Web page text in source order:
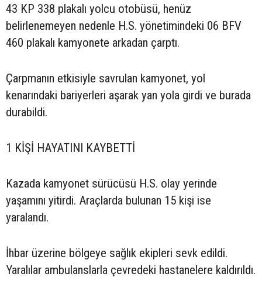
43 KP 338 plakalı yolcu otobüsü, henüz
belirlenemeyen nedenle H.S. yönetimindeki 06 BFV
460 plakalı kamyonete arkadan çarptı.
Çarpmanın etkisiyle savrulan kamyonet, yol
kenarındaki bariyerleri aşarak yan yola girdi ve burada
durabildi.
1 KİŞİ HAYATINI KAYBETTİ
Kazada kamyonet sürücüsü H.S. olay yerinde
yaşamını yitirdi. Araçlarda bulunan 15 kişi ise
yaralandı.
İhbar üzerine bölgeye sağlık ekipleri sevk edildi.
Yaralılar ambulanslarla çevredeki hastanelere kaldırıldı.